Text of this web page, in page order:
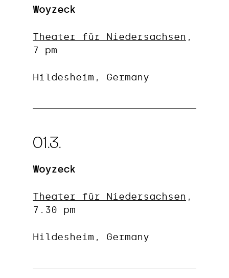
Woyzeck
Theater für Niedersachsen ,
7 pm
Hildesheim, Germany
01.3.
Woyzeck
Theater für Niedersachsen ,
7.30 pm
Hildesheim, Germany